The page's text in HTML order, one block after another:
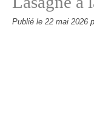
Publié le 22 mai 2026